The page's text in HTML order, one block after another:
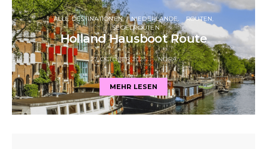
ALLE DESTINATIONEN NIEDERLANDE
ROUTEN
SEGELROUTEN
Holland Hausboot Route
27 OCTOBER 2025 NORA
MEHR LESEN